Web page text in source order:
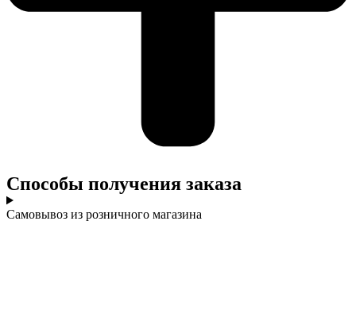
Cпособы получения заказа
Самовывоз из розничного магазина